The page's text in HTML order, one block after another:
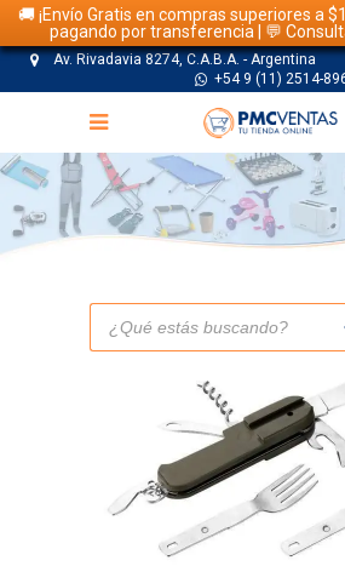
🚚 ¡Envío Gratis en compras superiores a
pagando por transferencia | 💬
Av. Rivadavia 8274, C.A.B.A. - Argentina
+54 9 (11) 2514-
Búsqueda
productos